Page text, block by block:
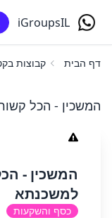
iGroupsIL
דף הבית קבוצות
המשכין - הכל
המשכין -
למשכנתא
כסף והשקעות